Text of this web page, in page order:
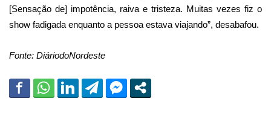
[Sensação de] impotência, raiva e tristeza. Muitas vezes fiz o
show fadigada enquanto a pessoa estava viajando”, desabafou.
Fonte: DiáriodoNordeste